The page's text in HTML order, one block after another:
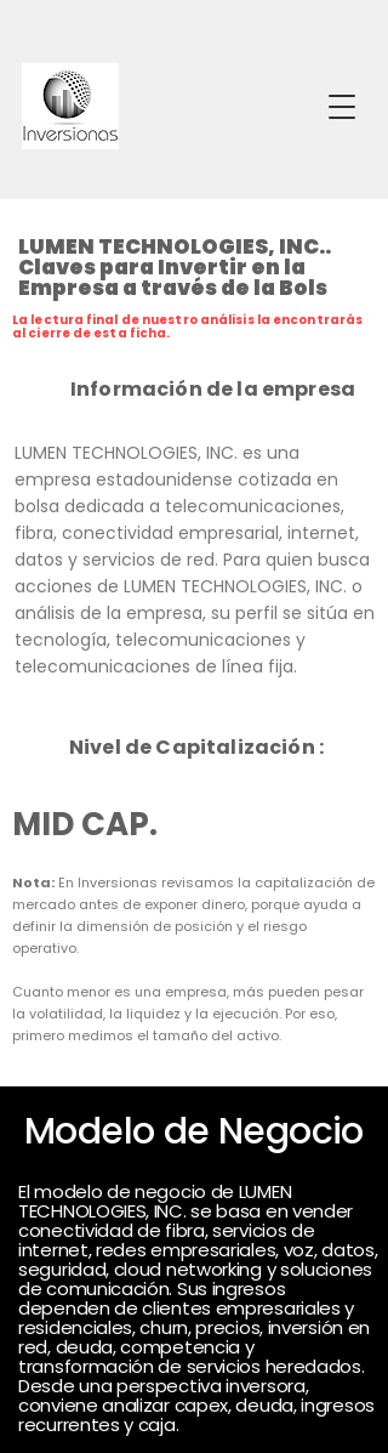
LUMEN TECHNOLOGIES, INC..
Claves para Invertir en la
Empresa a través de la Bols
La lectura final de nuestro análisis la encontrarás
al cierre de esta ficha.
Información de la empresa
LUMEN TECHNOLOGIES, INC. es una
empresa estadounidense cotizada en
bolsa dedicada a telecomunicaciones,
fibra, conectividad empresarial, internet,
datos y servicios de red. Para quien busca
acciones de LUMEN TECHNOLOGIES, INC. o
análisis de la empresa, su perfil se sitúa en
tecnología, telecomunicaciones y
telecomunicaciones de línea fija.
Nivel de Capitalización :
MID CAP.
Nota: En Inversionas revisamos la capitalización de
mercado antes de exponer dinero, porque ayuda a
definir la dimensión de posición y el riesgo
operativo.
Cuanto menor es una empresa, más pueden pesar
la volatilidad, la liquidez y la ejecución. Por eso,
primero medimos el tamaño del activo.
Modelo de Negocio
El modelo de negocio de LUMEN
TECHNOLOGIES, INC. se basa en vender
conectividad de fibra, servicios de
internet, redes empresariales, voz, datos,
seguridad, cloud networking y soluciones
de comunicación. Sus ingresos
dependen de clientes empresariales y
residenciales, churn, precios, inversión en
red, deuda, competencia y
transformación de servicios heredados.
Desde una perspectiva inversora,
conviene analizar capex, deuda, ingresos
recurrentes y caja.